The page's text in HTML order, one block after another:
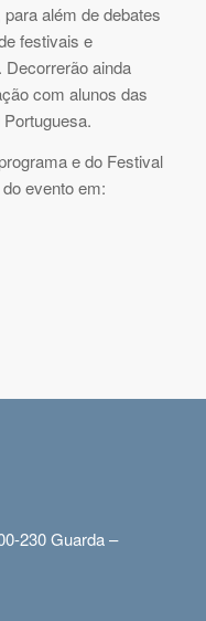
além de debates
festivais e
ainda
com alunos das
e do Festival
evento em:
230 Guarda –